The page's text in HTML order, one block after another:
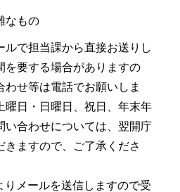
なもの
ルで担当課から直接お送りし
を要する場合がありますの
わせ等は電話でお願いしま
曜日・日曜日、祝日、年末年
い合わせについては、翌開庁
きますので、ご了承くださ
りメールを送信しますので受